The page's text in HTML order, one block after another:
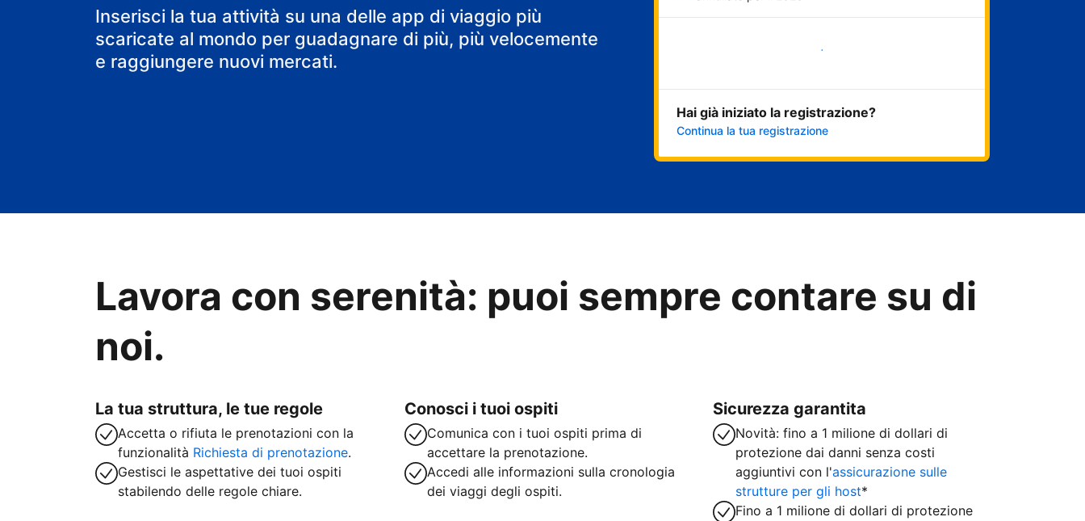
il tuo B&B
Inserisci la tua attività su una delle app di viaggio più
scaricate al mondo per guadagnare di più, più velocemente
e raggiungere nuovi mercati.
Inizia ora
Hai già iniziato la registrazione?
Continua la tua registrazione
Lavora con serenità: puoi sempre contare su di
noi.
La tua struttura, le tue regole
Accetta o rifiuta le prenotazioni con la
funzionalità Richiesta di prenotazione.
Gestisci le aspettative dei tuoi ospiti
stabilendo delle regole chiare.
Conosci i tuoi ospiti
Comunica con i tuoi ospiti prima di
accettare la prenotazione.
Accedi alle informazioni sulla cronologia
dei viaggi degli ospiti.
Sicurezza garantita
Novità: fino a 1 milione di dollari di
protezione dai danni senza costi
aggiuntivi con l'assicurazione sulle
strutture per gli host*
Fino a 1 milione di dollari di protezione